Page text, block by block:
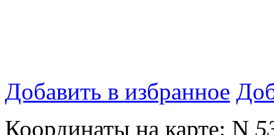
Добавить в избранное
Координаты на карте: N